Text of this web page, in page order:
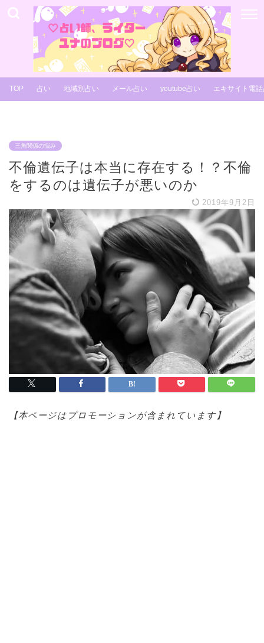
TOP 占い 地域別占い メール占い youtube占い エキサイト電
三角関係の悩み
不倫遺伝子は本当に存在する！？不倫
をするのは遺伝子が悪いのか
2019年9月2日
【本ページはプロモーションが含まれています】